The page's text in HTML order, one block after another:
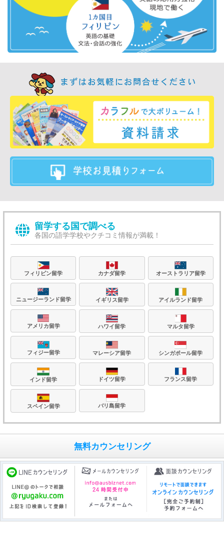
留学する国で調べる
各国の語学学校やクチコミ情報が満載！
フィリピン留学 カナダ留学 オーストラリア留学
ニュージーランド留学 イギリス留学 アイルランド留学
アメリカ留学 ハワイ留学 マルタ留学
フィジー留学 マレーシア留学 シンガポール留学
インド留学 ドイツ留学 フランス留学
スペイン留学 バリ島留学
無料カウンセリング